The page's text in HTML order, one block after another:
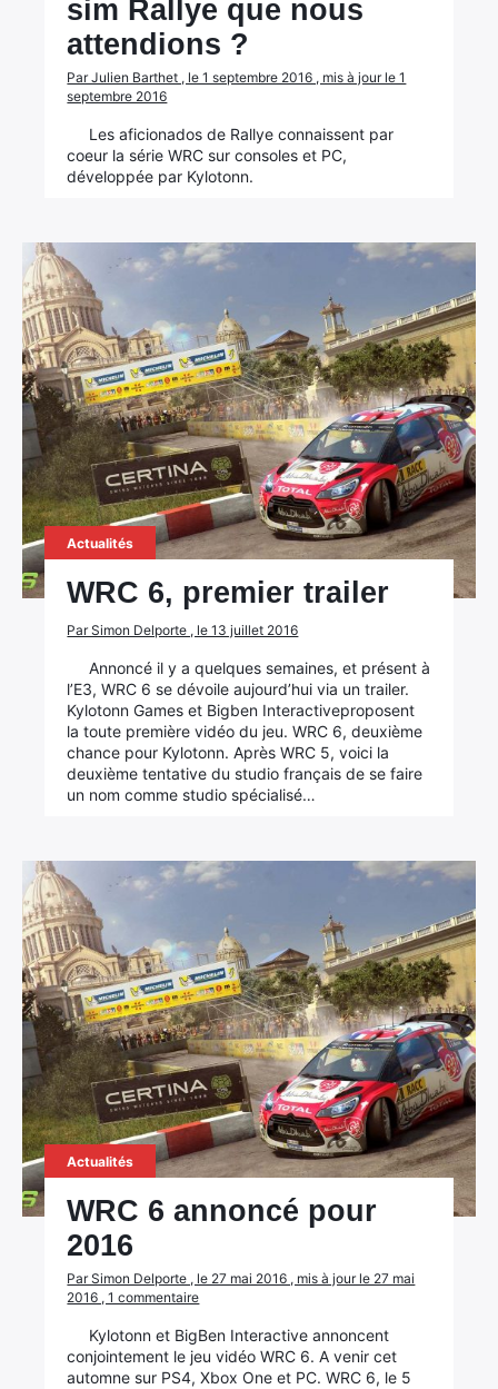
sim Rallye que nous
attendions ?
Par Julien Barthet , le 1 septembre 2016 , mis à jour le 1
septembre 2016
Les aficionados de Rallye connaissent par
coeur la série WRC sur consoles et PC,
développée par Kylotonn.
Actualités
WRC 6, premier trailer
Par Simon Delporte , le 13 juillet 2016
Annoncé il y a quelques semaines, et présent à
l’E3, WRC 6 se dévoile aujourd’hui via un trailer.
Kylotonn Games et Bigben Interactiveproposent
la toute première vidéo du jeu. WRC 6, deuxième
chance pour Kylotonn. Après WRC 5, voici la
deuxième tentative du studio français de se faire
un nom comme studio spécialisé…
Actualités
WRC 6 annoncé pour
2016
Par Simon Delporte , le 27 mai 2016 , mis à jour le 27 mai
2016 , 1 commentaire
Kylotonn et BigBen Interactive annoncent
conjointement le jeu vidéo WRC 6. A venir cet
automne sur PS4, Xbox One et PC. WRC 6, le 5